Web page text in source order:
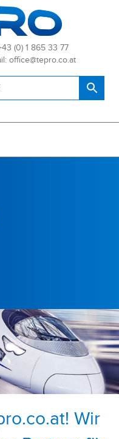
(0) 1 865 33 77
office@tepro.co.at
Wir